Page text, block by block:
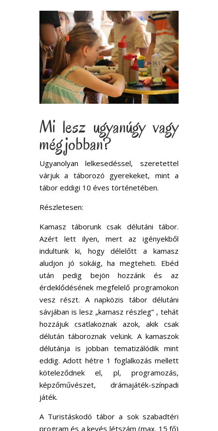
Mi lesz ugyanúgy vagy
még jobban?
Ugyanolyan lelkesedéssel, szeretettel
várjuk a táborozó gyerekeket, mint a
tábor eddigi 10 éves történetében.
Részletesen:
Kamasz táborunk csak délutáni tábor.
Azért lett ilyen, mert az igényekből
indultunk ki, hogy délelőtt a kamasz
aludjon jó sokáig, ha megteheti. Ebéd
után pedig bejön hozzánk és az
érdeklődésének megfelelő programokon
vesz részt. A napközis tábor délutáni
sávjában is lesz „kamasz részleg” , tehát
hozzájuk csatlakoznak azok, akik csak
délután táboroznak velünk. A kamaszok
délutánja is jobban tematizálódik mint
eddig. Adott hétre 1 foglalkozás mellett
köteleződnek el, pl, programozás,
képzőművészet, drámajáték-színpadi
játék.
A Turistáskodó tábor a sok szabadtéri
program és a kevés létszám (max. 15 fő)